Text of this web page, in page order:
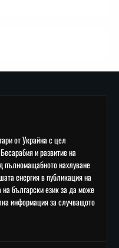
от Украйна с цел
и развитие на
пълномащабното нахлуване
енергия в публикация на
български език за да може
информация за случващото